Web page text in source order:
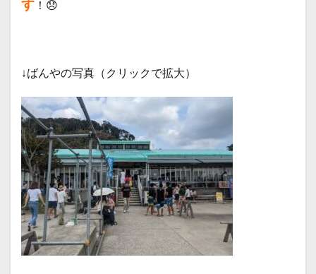
す ！😞
↓ばんやの写真（クリックで拡大）